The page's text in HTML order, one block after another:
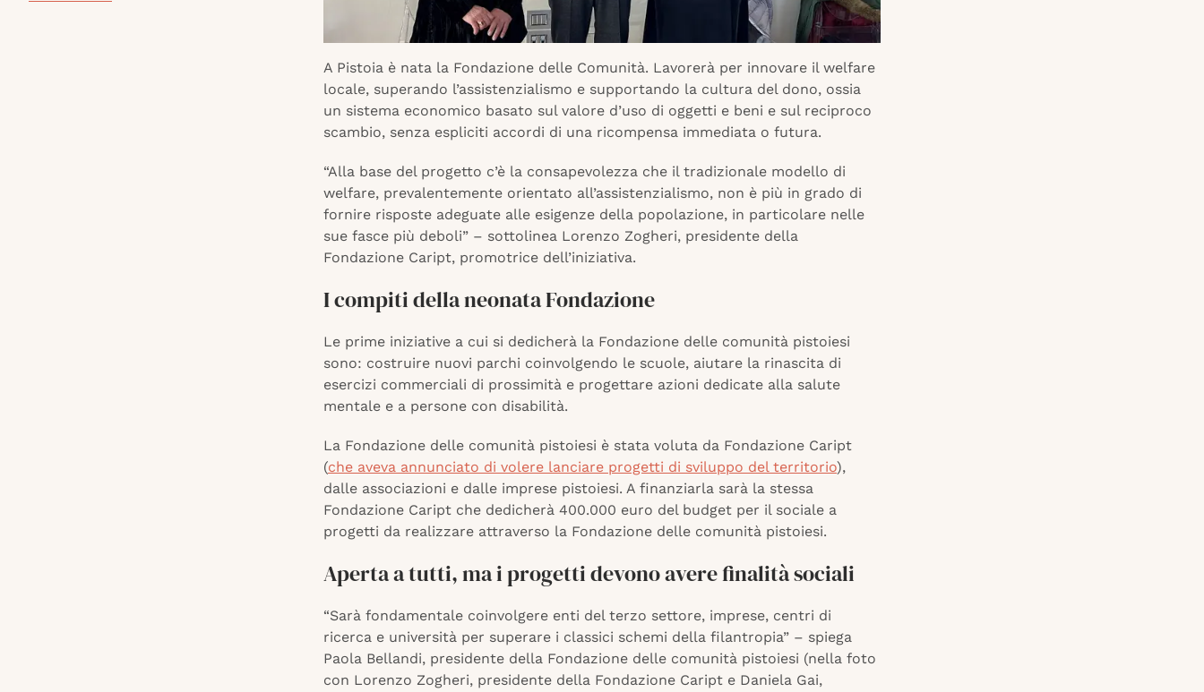
A Pistoia è nata la Fondazione delle Comunità. Lavorerà per innovare il welfare
locale, superando l’assistenzialismo e supportando la cultura del dono, ossia
un sistema economico basato sul valore d’uso di oggetti e beni e sul reciproco
scambio, senza espliciti accordi di una ricompensa immediata o futura.
“Alla base del progetto c’è la consapevolezza che il tradizionale modello di
welfare, prevalentemente orientato all’assistenzialismo, non è più in grado di
fornire risposte adeguate alle esigenze della popolazione, in particolare nelle
sue fasce più deboli” – sottolinea Lorenzo Zogheri, presidente della
Fondazione Caript, promotrice dell’iniziativa.
I compiti della neonata Fondazione
Le prime iniziative a cui si dedicherà la Fondazione delle comunità pistoiesi
sono: costruire nuovi parchi coinvolgendo le scuole, aiutare la rinascita di
esercizi commerciali di prossimità e progettare azioni dedicate alla salute
mentale e a persone con disabilità.
La Fondazione delle comunità pistoiesi è stata voluta da Fondazione Caript
(che aveva annunciato di volere lanciare progetti di sviluppo del territorio),
dalle associazioni e dalle imprese pistoiesi. A finanziarla sarà la stessa
Fondazione Caript che dedicherà 400.000 euro del budget per il sociale a
progetti da realizzare attraverso la Fondazione delle comunità pistoiesi.
Aperta a tutti, ma i progetti devono avere finalità sociali
“Sarà fondamentale coinvolgere enti del terzo settore, imprese, centri di
ricerca e università per superare i classici schemi della filantropia” – spiega
Paola Bellandi, presidente della Fondazione delle comunità pistoiesi (nella foto
con Lorenzo Zogheri, presidente della Fondazione Caript e Daniela Gai,